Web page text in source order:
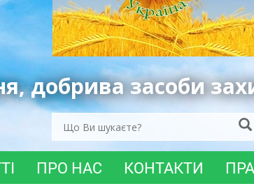
добрива засоби
ПРО НАС КОНТАКТИ